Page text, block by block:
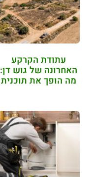
עתודת הקרקע
האחרונה של גוש דן:
מה הופך את תוכנית